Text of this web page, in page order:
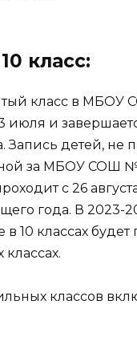
класс:
класс в МБОУ
июля и
Запись детей,
за МБОУ СОШ №
с 26
года. В 2023-
в 10 классах
классов